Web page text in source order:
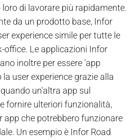
di lavorare più rapidamente.
da un prodotto base, Infor
experience simile per tutte le
office. Le applicazioni Infor
inoltre per essere 'app
user experience grazie alla
un'altra app sul
fornire ulteriori funzionalità,
app che potrebbero funzionare
Un esempio è Infor Road